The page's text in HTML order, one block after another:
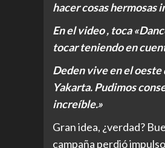
hacer cosas hermosas
En el video , toca
tocar teniendo en
Deden vive en el oeste
Yakarta. Pudimos
increíble.»
Gran idea, ¿verdad?
campaña perdió